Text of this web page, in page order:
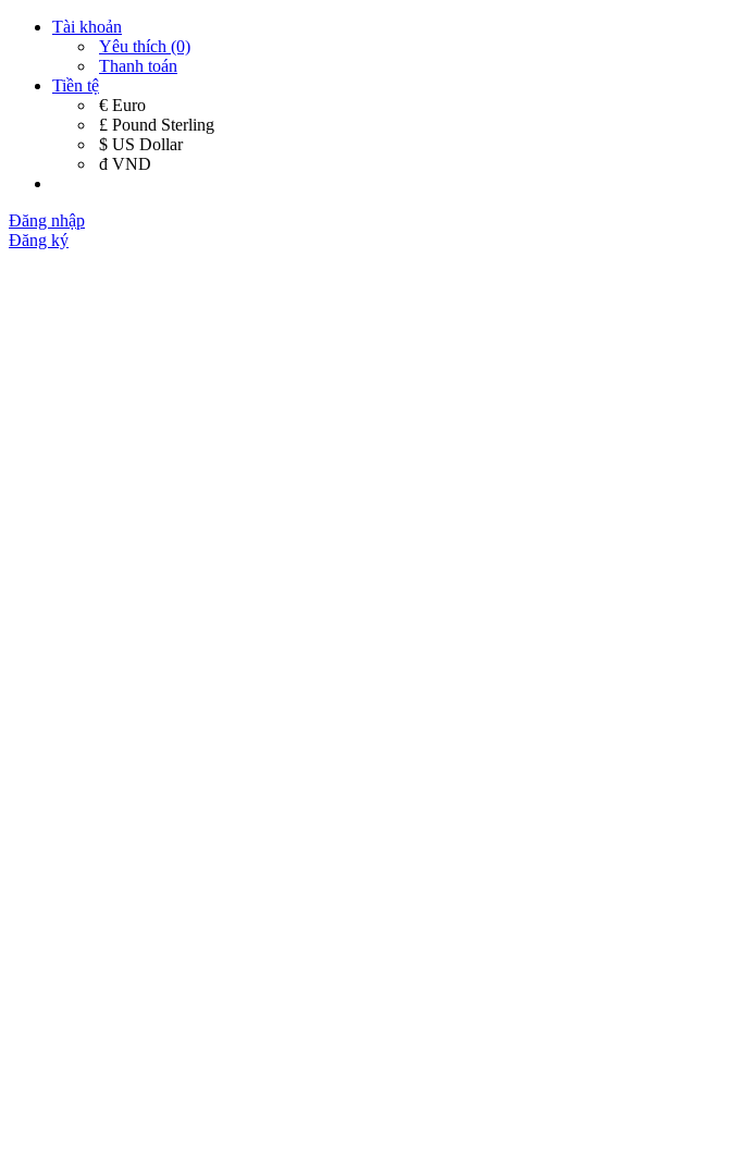
Tài khoản
Yêu thích (0)
Thanh toán
Tiền tệ
€ Euro
£ Pound Sterling
$ US Dollar
đ VND
Đăng nhập
Đăng ký